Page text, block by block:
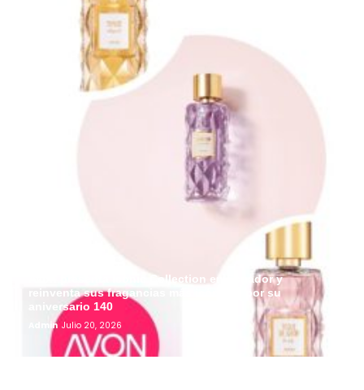
Avon presenta Iconic Collection en Ecuador y
reinventa sus fragancias más icónicas por su
aniversario 140
Admin Julio 20, 2026